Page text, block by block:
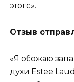
этого».
Отзыв
«Я обожаю
духи Estee